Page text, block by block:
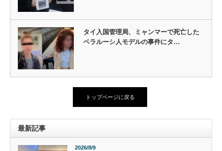
タイ入国管理局、ミャンマーで死亡した
ベラルーシ人モデルの事件にタ…
トップページに戻る
最新記事
2026/8/9